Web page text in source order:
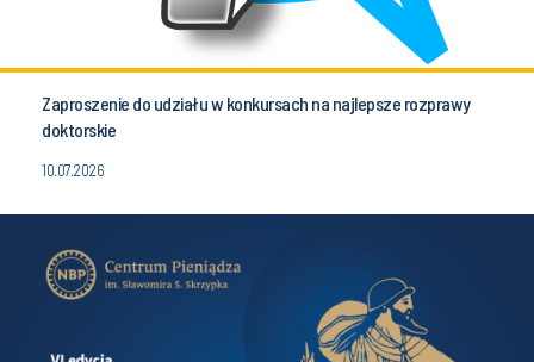
Zaproszenie do udziału w konkursach na najlepsze rozprawy
doktorskie
10.07.2026